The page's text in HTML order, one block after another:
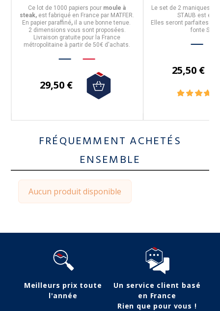
Ce lot de 1000 papiers pour moule à
steak, est fabriqué en France par MATFER.
En papier paraffiné, il a une bonne tenue.
2 dimensions vous sont proposées.
Livraison gratuite pour la France
métropolitaine à partir de 50€ d'achats.
29,50 €
Le set de 2 maniques/
STAUB est en
Elles seront parfaites
fonte
25,50 €
FRÉQUEMMENT ACHETÉS
ENSEMBLE
Aucun produit disponible
Meilleurs prix toute
l'année
Un service client basé
en France
Rien que pour vous !